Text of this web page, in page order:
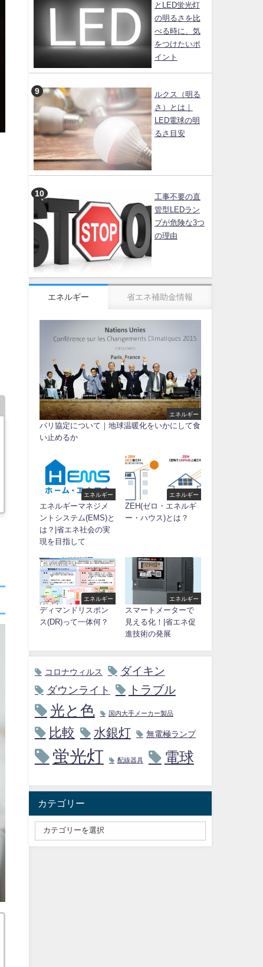
とLED蛍光灯
の明るさを比
べる時に、気
をつけたいポ
イント
ルクス（明る
さ）とは｜
LED電球の明
るさ目安
工事不要の直
管型LEDラン
プが危険な3つ
の理由
エネルギー 省エネ補助金情報
エネルギー
パリ協定について｜地球温暖化をいかにして食
い止めるか
エネルギー
エネルギーマネジメ
ントシステム(EMS)と
は？|省エネ社会の実
現を目指して
エネルギー
ZEH(ゼロ・エネルギ
ー・ハウス)とは？
エネルギー
ディマンドリスポン
ス(DR)って一体何？
エネルギー
スマートメーターで
見える化！|省エネ促
進技術の発展
コロナウィルス ダイキン
ダウンライト トラブル
光と色 国内大手メーカー製品
比較 水銀灯 無電極ランプ
蛍光灯 配線器具 電球
カテゴリー